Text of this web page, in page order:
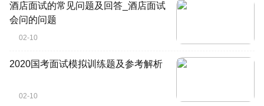
酒店面试的常见问题及回答_酒店面试
会问的问题
02-10
2020国考面试模拟训练题及参考解析
02-10